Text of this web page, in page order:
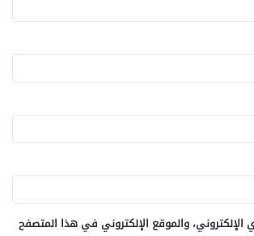
والموقع الإلكتروني في هذا المتصفح